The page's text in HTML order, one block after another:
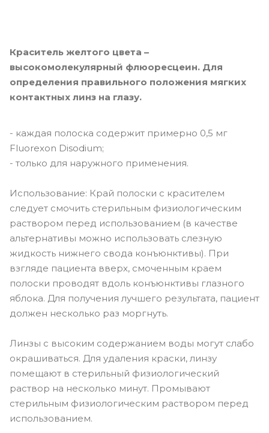
Краситель желтого цвета –
высокомолекулярный флюоресцеин. Для
определения правильного положения мягких
контактных линз на глазу.
- каждая полоска содержит примерно 0,5 мг
Fluorexon Disodium;
- только для наружного применения.
Использование: Край полоски с красителем
следует смочить стерильным физиологическим
раствором перед использованием (в качестве
альтернативы можно использовать слезную
жидкость нижнего свода конъюнктивы). При
взгляде пациента вверх, смоченным краем
полоски проводят вдоль конъюнктивы глазного
яблока. Для получения лучшего результата, пациент
должен несколько раз моргнуть.
Линзы с высоким содержанием воды могут слабо
окрашиваться. Для удаления краски, линзу
помещают в стерильный физиологический
раствор на несколько минут. Промывают
стерильным физиологическим раствором перед
использованием.